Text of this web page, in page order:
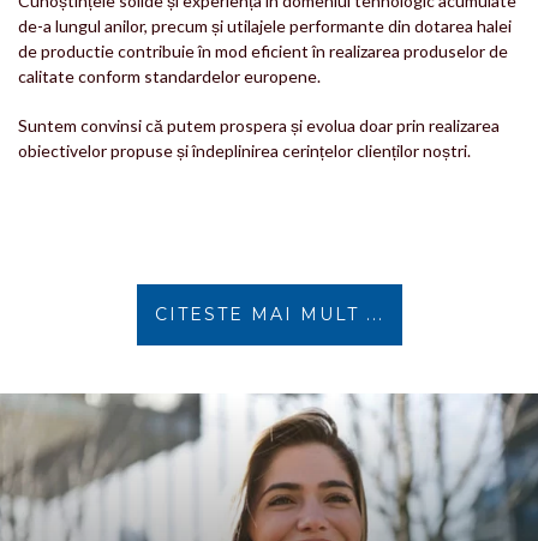
de-a lungul anilor, precum și utilajele performante din dotarea halei
de productie contribuie în mod eficient în realizarea produselor de
calitate conform standardelor europene.
Suntem convinsi că putem prospera și evolua doar prin realizarea
obiectivelor propuse și îndeplinirea cerințelor clienților noștri.
CITESTE MAI MULT ...